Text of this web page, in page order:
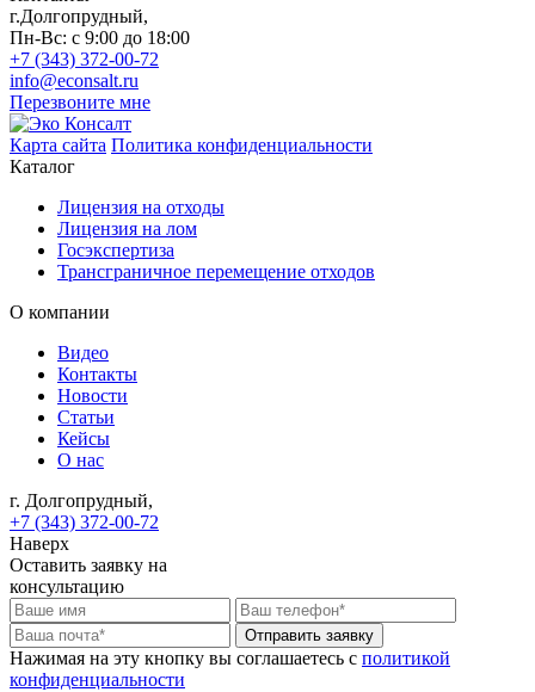
г.Долгопрудный,
Пн-Вс: с 9:00 до 18:00
+7 (343) 372-00-72
info@econsalt.ru
Перезвоните мне
Карта сайта Политика конфиденциальности
Каталог
Лицензия на отходы
Лицензия на лом
Госэкспертиза
Трансграничное перемещение отходов
О компании
Видео
Контакты
Новости
Статьи
Кейсы
О нас
г. Долгопрудный,
+7 (343) 372-00-72
Наверх
Оставить заявку на
консультацию
Отправить заявку
Нажимая на эту кнопку вы соглашаетесь c политикой
конфиденциальности